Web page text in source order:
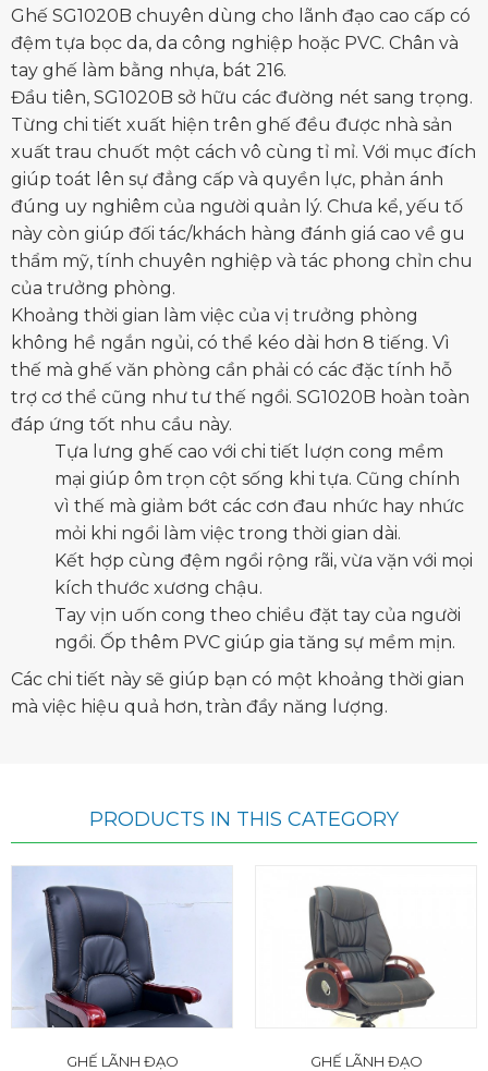
Ghế SG1020B chuyên dùng cho lãnh đạo cao cấp có
đệm tựa bọc da, da công nghiệp hoặc PVC. Chân và
tay ghế làm bằng nhựa, bát 216.
Đầu tiên, SG1020B sở hữu các đường nét sang trọng.
Từng chi tiết xuất hiện trên ghế đều được nhà sản
xuất trau chuốt một cách vô cùng tỉ mỉ. Với mục đích
giúp toát lên sự đẳng cấp và quyền lực, phản ánh
đúng uy nghiêm của người quản lý. Chưa kể, yếu tố
này còn giúp đối tác/khách hàng đánh giá cao về gu
thẩm mỹ, tính chuyên nghiệp và tác phong chỉn chu
của trưởng phòng.
Khoảng thời gian làm việc của vị trưởng phòng
không hề ngắn ngủi, có thể kéo dài hơn 8 tiếng. Vì
thế mà ghế văn phòng cần phải có các đặc tính hỗ
trợ cơ thể cũng như tư thế ngồi. SG1020B hoàn toàn
đáp ứng tốt nhu cầu này.
Tựa lưng ghế cao với chi tiết lượn cong mềm
mại giúp ôm trọn cột sống khi tựa. Cũng chính
vì thế mà giảm bớt các cơn đau nhức hay nhức
mỏi khi ngồi làm việc trong thời gian dài.
Kết hợp cùng đệm ngồi rộng rãi, vừa vặn với mọi
kích thước xương chậu.
Tay vịn uốn cong theo chiều đặt tay của người
ngồi. Ốp thêm PVC giúp gia tăng sự mềm mịn.
Các chi tiết này sẽ giúp bạn có một khoảng thời gian
mà việc hiệu quả hơn, tràn đầy năng lượng.
PRODUCTS IN THIS CATEGORY
GHẾ LÃNH ĐẠO GHẾ LÃNH ĐẠO